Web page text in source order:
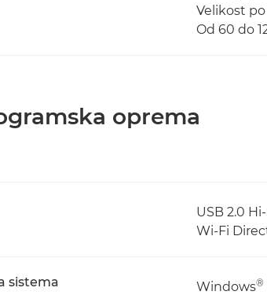
Velikost po
Od 60 do
oprema
USB 2.0
Wi-Fi
sistema Windows®